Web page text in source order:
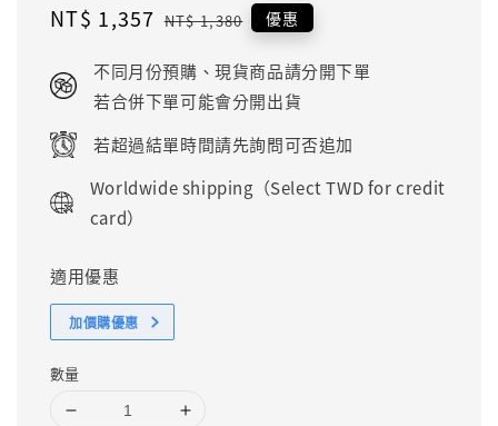
Sale
NT$ 1,357 Regular
NT$ 1,380 優惠
不同月份預購、現貨商品請分開下單
若合併下單可能會分開出貨
若超過結單時間請先詢問可否追加
Worldwide shipping（Select TWD for credit
card）
適用優惠
加價購優惠
數量